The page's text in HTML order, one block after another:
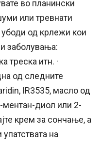
во планински
или тревнати
од крлежи кои
заболувања:
треска итн. ·
од следните
IR3535, масло од
ментан-диол или 2-
крем за сончање, а
на